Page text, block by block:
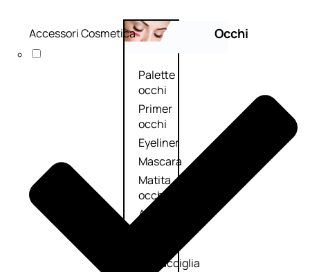
Occhi
Palette
occhi
Primer
occhi
Eyeliner
Mascara
Matita
occhi
Antiocchiaie
sopracciglia
Accessori Cosmetica